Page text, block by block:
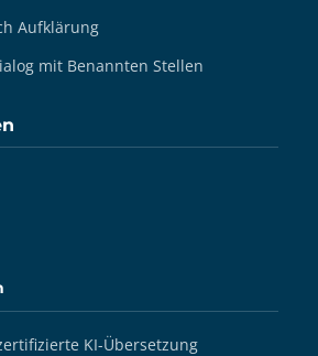
Aufklärung
mit Benannten Stellen
KI-Übersetzung